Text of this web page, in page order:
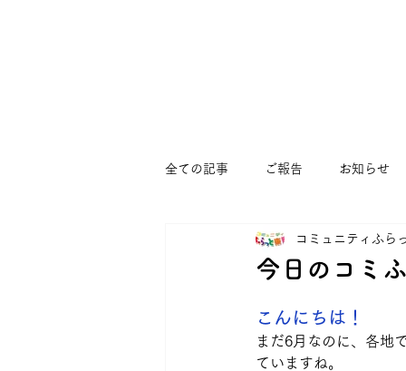
全ての記事 ご報告 お知らせ
まつぼっくりひろば すくすく
ゆうゆう大宮堀ノ内館
今日のコミ
コミュニティふら
こんにちは！
まだ6月なのに、各地
ていますね。